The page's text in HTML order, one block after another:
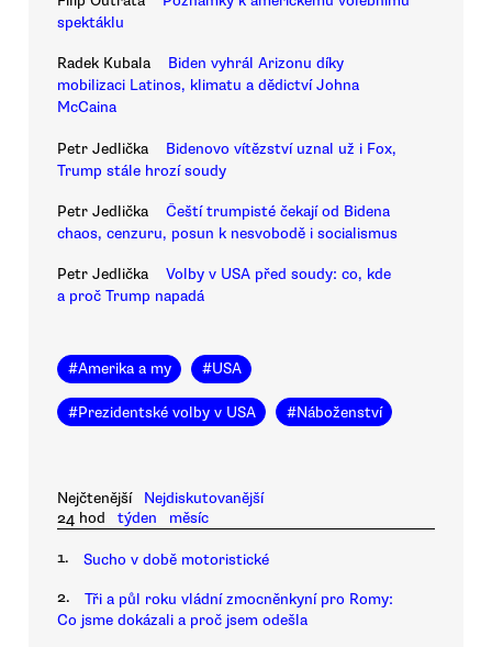
spektáklu
Radek Kubala
Biden vyhrál Arizonu díky
mobilizaci Latinos, klimatu a dědictví Johna
McCaina
Petr Jedlička
Bidenovo vítězství uznal už i Fox,
Trump stále hrozí soudy
Petr Jedlička
Čeští trumpisté čekají od Bidena
chaos, cenzuru, posun k nesvobodě i socialismus
Petr Jedlička
Volby v USA před soudy: co, kde
a proč Trump napadá
#Amerika a my #USA
#Prezidentské volby v USA #Náboženství
Nejčtenější
Nejdiskutovanější
24 hod
týden měsíc
1. Sucho v době motoristické
2.
Tři a půl roku vládní zmocněnkyní pro Romy:
Co jsme dokázali a proč jsem odešla